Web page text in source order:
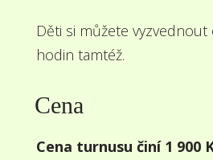
Děti si můžete vyzvednout
hodin tamtéž.
Cena
Cena turnusu činí 1 900